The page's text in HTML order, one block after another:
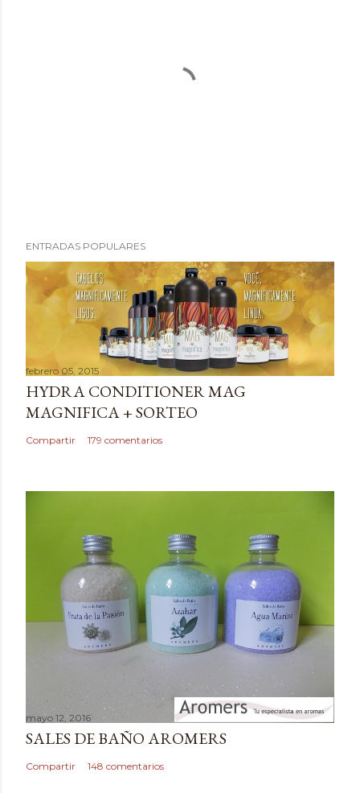
u
b
a
r
u
n
c
o
ENTRADAS POPULARES
febrero 05, 2015
HYDRA CONDITIONER MAG
MAGNIFICA + SORTEO
Compartir 179 comentarios
mayo 12, 2016
SALES DE BAÑO AROMERS
Compartir 148 comentarios